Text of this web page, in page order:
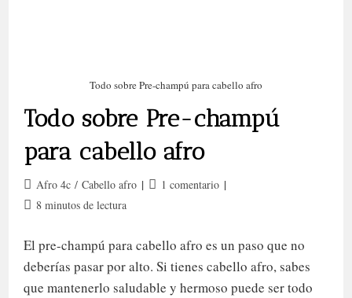
Todo sobre Pre-champú para cabello afro
Todo sobre Pre-champú
para cabello afro
Categoría
de
Afro 4c / Cabello afro
Comentarios
1 comentario
Tiempo
lectura:
8 minutos de lectura
El pre-champú para cabello afro es un paso que no
deberías pasar por alto. Si tienes cabello afro, sabes
que mantenerlo saludable y hermoso puede ser todo